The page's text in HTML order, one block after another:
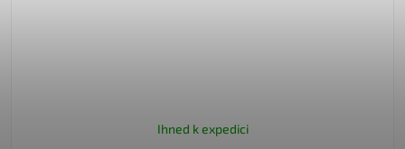
Ihned k expedici